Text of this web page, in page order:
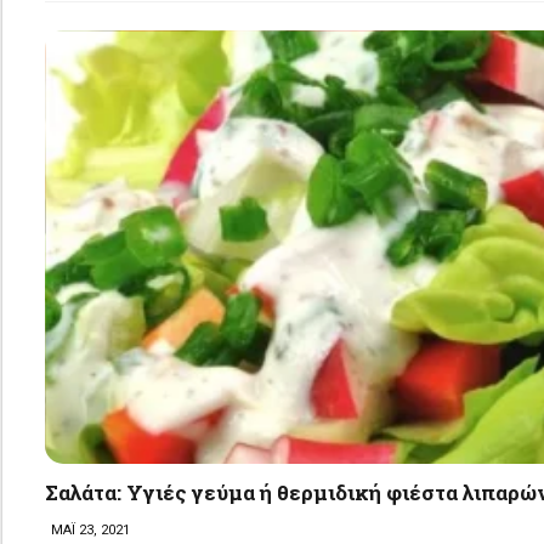
Σαλάτα: Yγιές γεύμα ή θερμιδική φιέστα
ΜΑΪ 23, 2021